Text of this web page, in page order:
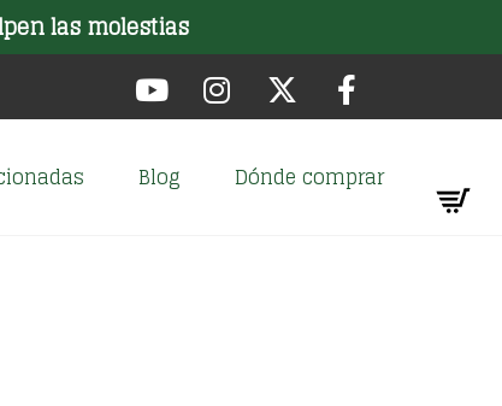
las molestias
Blog Dónde comprar